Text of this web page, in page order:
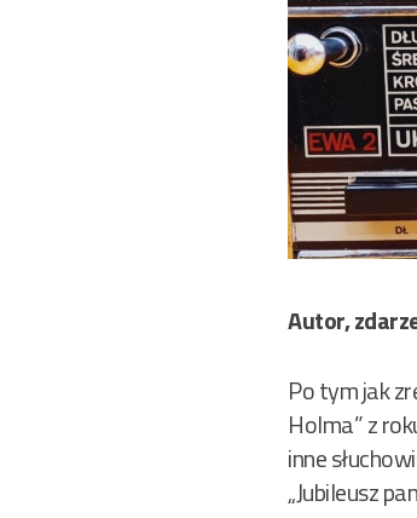
Autor,
Po tym jak
Holma” z
inne
„Jubileusz